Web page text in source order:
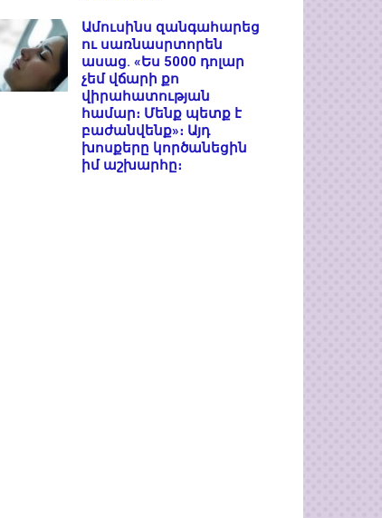
Ամուսինս զանգահարեց
ու սառնասրտորեն
ասաց. «Ես 5000 դոլար
չեմ վճարի քո
վիրահատության
համար։ Մենք պետք է
բաժանվենք»։ Այդ
խոսքերը կործանեցին
իմ աշխարհը։